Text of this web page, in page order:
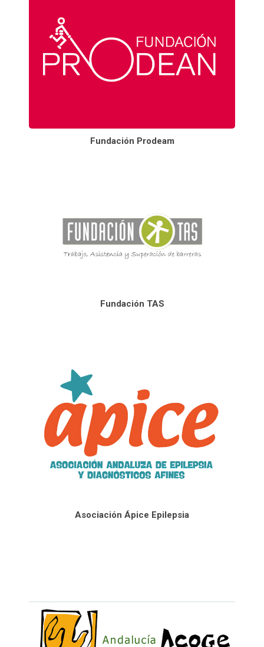
Fundación Prodeam
Fundación TAS
Asociación Ápice Epilepsia